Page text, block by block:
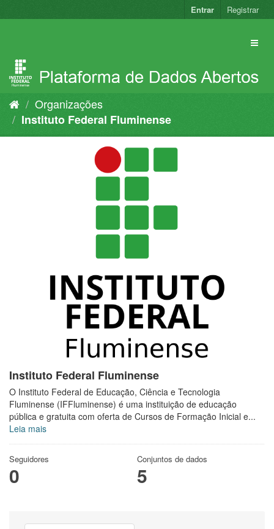
para
Entrar Registrar
Organizações
Instituto Federal Fluminense
Instituto Federal Fluminense
O Instituto Federal de Educação, Ciência e Tecnologia
Fluminense (IFFluminense) é uma instituição de educação
pública e gratuita com oferta de Cursos de Formação Inicial e...
Leia mais
Seguidores
0
Conjuntos de dados
5